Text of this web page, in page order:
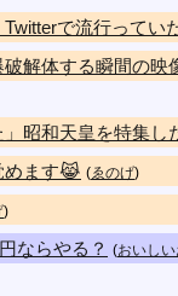
で流行ってい
解体する瞬間の映
昭和天皇を特集し
めます😹 (ゑのげ)
)
ならやる？ (おいしい